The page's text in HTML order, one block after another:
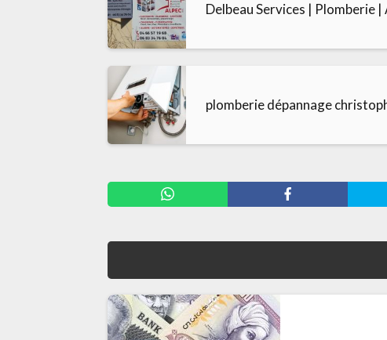
Delbeau Services | Plomberie |
plomberie dépannage